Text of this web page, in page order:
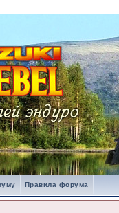
Правила форума